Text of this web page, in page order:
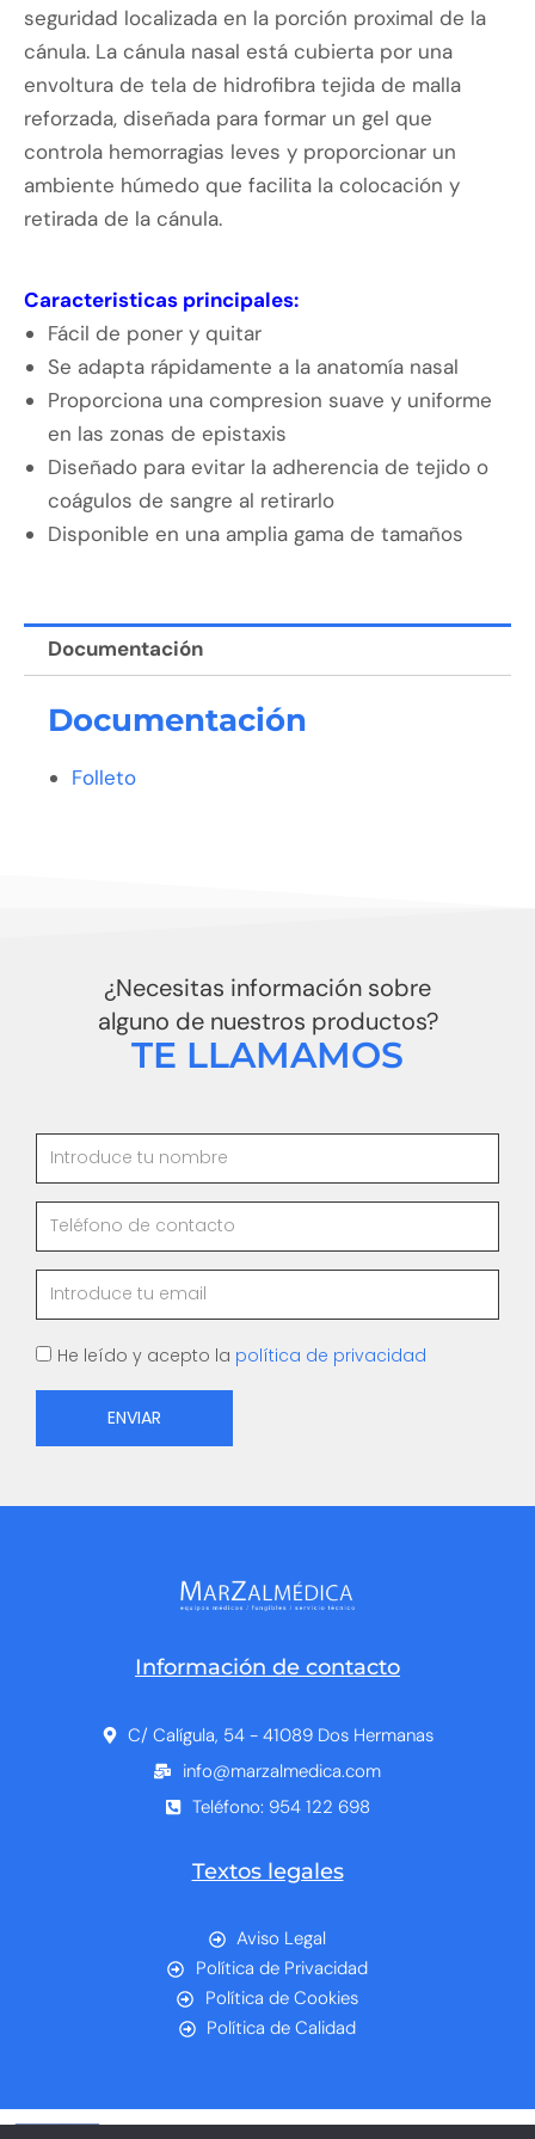
seguridad localizada en la porción proximal de la
cánula. La cánula nasal está cubierta por una
envoltura de tela de hidrofibra tejida de malla
reforzada, diseñada para formar un gel que
controla hemorragias leves y proporcionar un
ambiente húmedo que facilita la colocación y
retirada de la cánula.
Caracteristicas principales:
Fácil de poner y quitar
Se adapta rápidamente a la anatomía nasal
Proporciona una compresion suave y uniforme
en las zonas de epistaxis
Diseñado para evitar la adherencia de tejido o
coágulos de sangre al retirarlo
Disponible en una amplia gama de tamaños
Documentación
Documentación
Folleto
¿Necesitas información sobre
alguno de nuestros productos?
TE LLAMAMOS
Nombre
Telefono
Email
Aceptar
He leído y acepto la política de privacidad
ENVIAR
Información de contacto
C/ Calígula, 54 - 41089 Dos Hermanas
info@marzalmedica.com
Teléfono: 954 122 698
Textos legales
Aviso Legal
Política de Privacidad
Política de Cookies
Política de Calidad